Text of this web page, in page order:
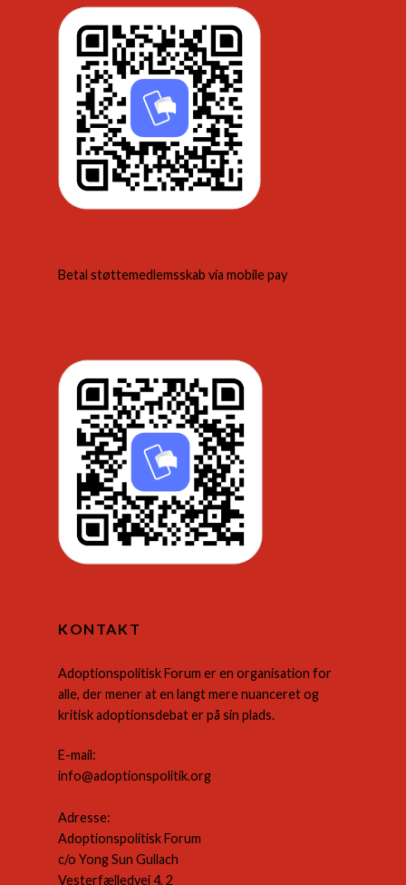
Betal støttemedlemsskab via mobile pay
KONTAKT
Adoptionspolitisk Forum er en organisation for
alle, der mener at en langt mere nuanceret og
kritisk adoptionsdebat er på sin plads.
E-mail:
info@adoptionspolitik.org
Adresse:
Adoptionspolitisk Forum
c/o Yong Sun Gullach
Vesterfælledvej 4, 2